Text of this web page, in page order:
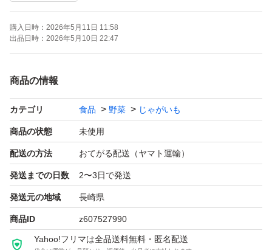
●新じゃがいもの特徴：皮が薄いです。
食べる際には何も問題ないです。
目視で確認しておりますが、農作物のため、傷・汚れや発
送途中での潰れ、皮むけ等はご理解頂ける方でお願い致し
ます。
繁忙期の為、発送までに2〜3日かかりますので、ご了承
下さい。
採れたての新じゃがいもを是非ご賞味ください。
購入日時： 2026年5月11日 11:58
出品日時： 2026年5月10日 22:47
商品の情報
カテゴリ 食品 野菜 じゃがいも
商品の状態 未使用
配送の方法 おてがる配送（ヤマト運輸）
発送までの日数 2〜3日で発送
発送元の地域 長崎県
商品ID z607527990
Yahoo!フリマは全品送料無料・匿名配送